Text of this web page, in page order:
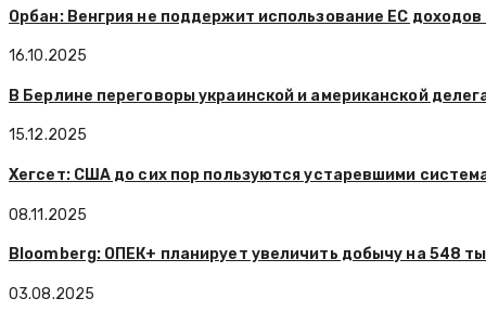
Орбан: Венгрия не поддержит использование ЕС доходов
16.10.2025
В Берлине переговоры украинской и американской
15.12.2025
Хегсет: США до сих пор пользуются устаревшими
08.11.2025
Bloomberg: ОПЕК+ планирует увеличить добычу на 548
03.08.2025